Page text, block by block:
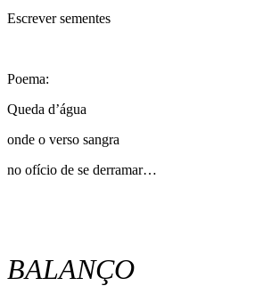
Escrever sementes
Poema:
Queda d’água
onde o verso sangra
no ofício de se derramar…
BALANÇO